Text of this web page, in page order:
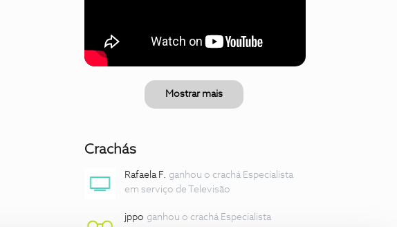
Mostrar mais
Crachás
Rafaela F. ganhou o crachá Especialista
em serviço de Televisão
jppo ganhou o crachá Especialista